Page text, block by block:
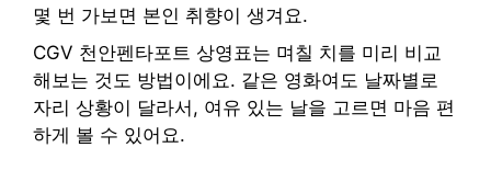
몇 번 가보면 본인 취향이 생겨요.
CGV 천안펜타포트 상영표는 며칠 치를 미리 비교
해보는 것도 방법이에요. 같은 영화여도 날짜별로
자리 상황이 달라서, 여유 있는 날을 고르면 마음 편
하게 볼 수 있어요.